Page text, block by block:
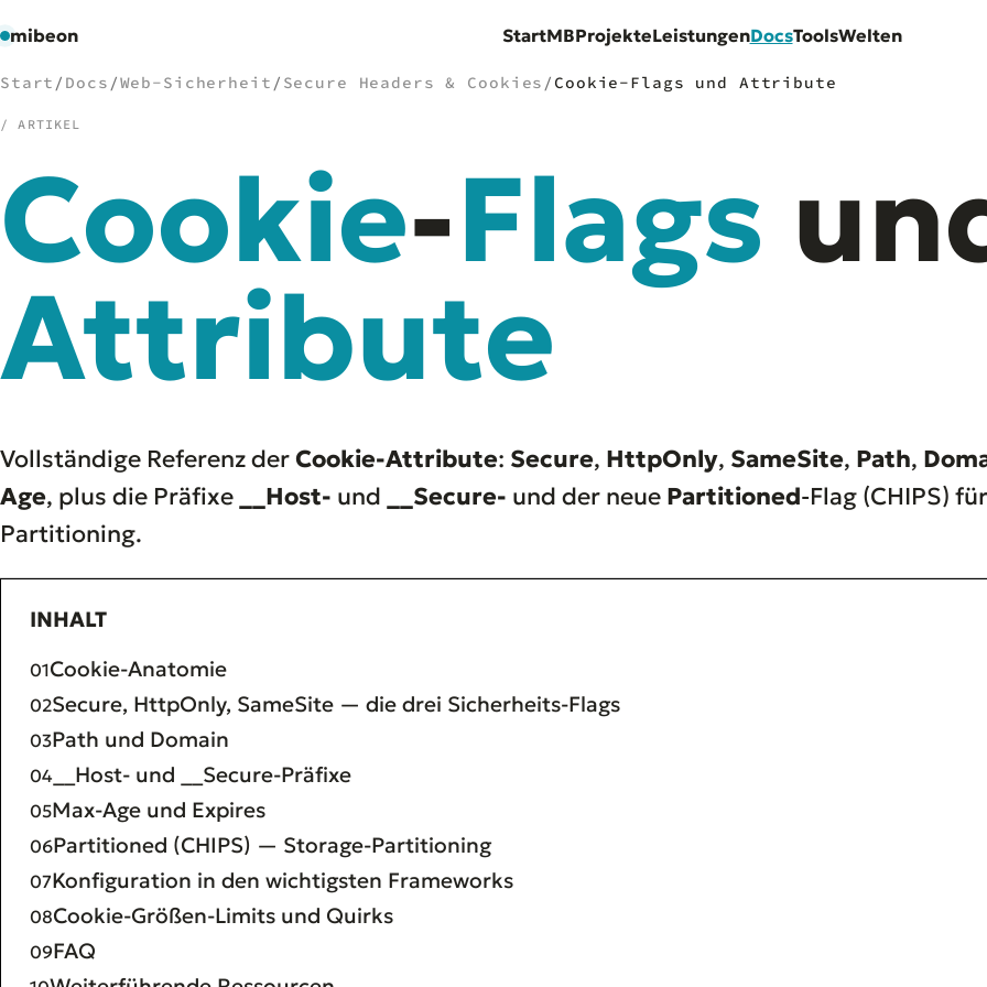
mibeon StartMBProjekteLeistungenDocsToolsWelten
01Start
MB
03 Projekte
04Leistungen
05Docs
Tools
Start / Docs /Web-Sicherheit / Secure Headers & Cookies / Cookie-Flags und Attribute
/ ARTIKEL
Cookie-Flags
Attribute
Vollständige Referenz derCookie-Attribute: Secure, HttpOnly, SameSite, Path,
Age, plus die Präfixe __Host- und __Secure- und der neue Partitioned-Flag (CHIPS)
Partitioning.
INHALT
Cookie-Anatomie
Secure, HttpOnly, SameSite — die drei Sicherheits-Flags
Path und Domain
__Host- und __Secure-Präfixe
Max-Age und Expires
Partitioned (CHIPS) — Storage-Partitioning
Konfiguration in den wichtigsten Frameworks
Cookie-Größen-Limits und Quirks
FAQ